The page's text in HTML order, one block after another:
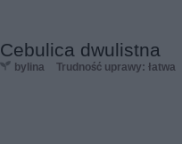
Cebulica dwulistna
bylina Trudność uprawy: łatwa